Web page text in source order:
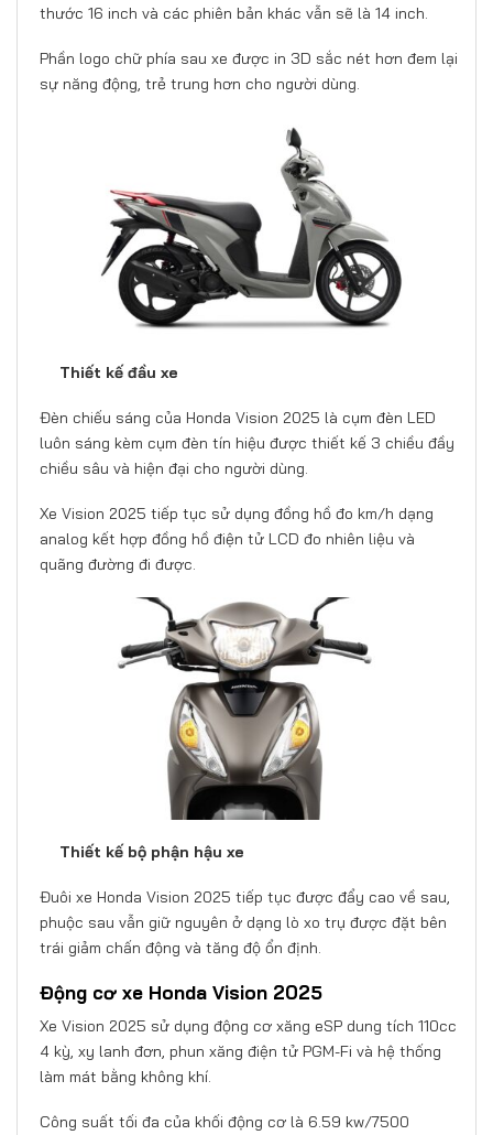
thước 16 inch và các phiên bản khác vẫn sẽ là 14 inch.
Phần logo chữ phía sau xe được in 3D sắc nét hơn đem lại
sự năng động, trẻ trung hơn cho người dùng.
Thiết kế đầu xe
Đèn chiếu sáng của Honda Vision 2025 là cụm đèn LED
luôn sáng kèm cụm đèn tín hiệu được thiết kế 3 chiều đầy
chiều sâu và hiện đại cho người dùng.
Xe Vision 2025 tiếp tục sử dụng đồng hồ đo km/h dạng
analog kết hợp đồng hồ điện tử LCD đo nhiên liệu và
quãng đường đi được.
Thiết kế bộ phận hậu xe
Đuôi xe Honda Vision 2025 tiếp tục được đẩy cao về sau,
phuộc sau vẫn giữ nguyên ở dạng lò xo trụ được đặt bên
trái giảm chấn động và tăng độ ổn định.
Động cơ xe Honda Vision 2025
Xe Vision 2025 sử dụng động cơ xăng eSP dung tích 110cc
4 kỳ, xy lanh đơn, phun xăng điện tử PGM-Fi và hệ thống
làm mát bằng không khí.
Công suất tối đa của khối động cơ là 6.59 kw/7500